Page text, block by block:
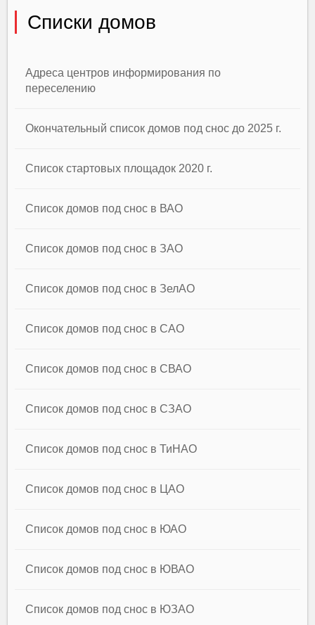
Списки домов
Адреса центров информирования по
переселению
Окончательный список домов под снос до 2025 г.
Список стартовых площадок 2020 г.
Список домов под снос в ВАО
Список домов под снос в ЗАО
Список домов под снос в ЗелАО
Список домов под снос в САО
Список домов под снос в СВАО
Список домов под снос в СЗАО
Список домов под снос в ТиНАО
Список домов под снос в ЦАО
Список домов под снос в ЮАО
Список домов под снос в ЮВАО
Список домов под снос в ЮЗАО